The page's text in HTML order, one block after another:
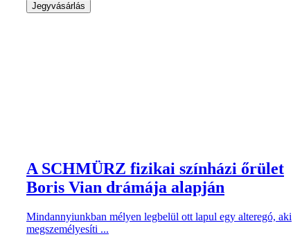
Jegyvásárlás
A SCHMÜRZ fizikai színházi őrület
Boris Vian drámája alapján
Mindannyiunkban mélyen legbelül ott lapul egy alteregó, aki
megszemélyesíti ...